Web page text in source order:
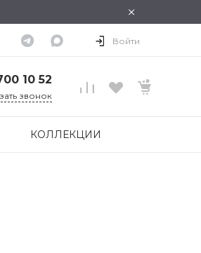
×
Войти
10 52
звонок
КОЛЛЕКЦИИ